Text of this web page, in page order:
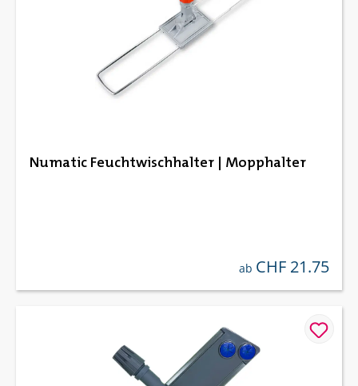
Numatic Feuchtwischhalter | Mopphalter
regulärer preis:
ab CHF 21.75